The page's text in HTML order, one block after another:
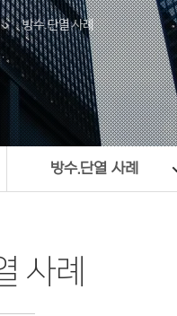
chevron_right 방수.단열 사례
방수.단열 사례
사례